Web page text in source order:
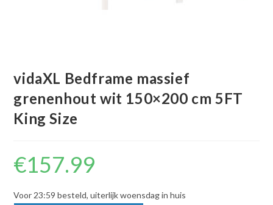
vidaXL Bedframe massief
grenenhout wit 150×200 cm 5FT
King Size
€157.99
Voor 23:59 besteld, uiterlijk woensdag in huis